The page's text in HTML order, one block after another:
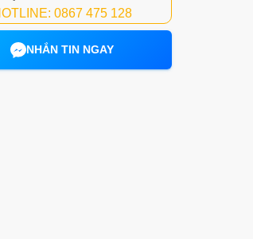
0867 475 128
NHẮN TIN NGAY